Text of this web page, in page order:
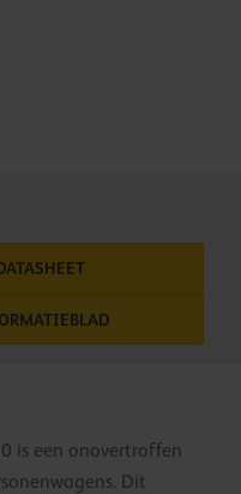
is een onovertroffen
Dit